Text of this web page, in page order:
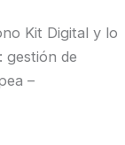
Kit Digital y lo
gestión de
–